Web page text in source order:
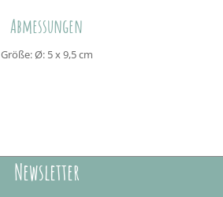
Abmessungen
Größe: Ø: 5 x 9,5 cm
Newsletter